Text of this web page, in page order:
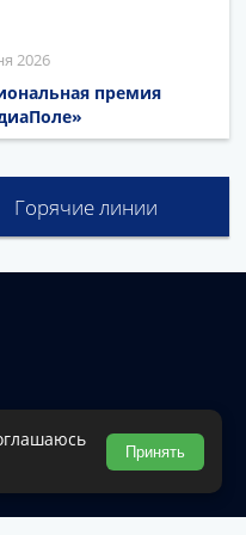
2026
премия
Горячие линии
Принять